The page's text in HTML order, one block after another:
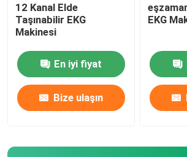
12 Kanal Elde
Taşınabilir EKG
Makinesi
En iyi fiyat
Bize ulaşın
EKG